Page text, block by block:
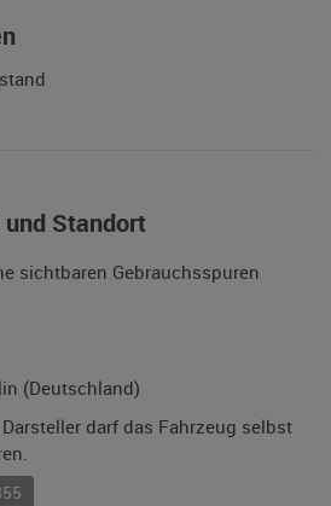
Standort
sichtbaren Gebrauchsspuren
(Deutschland)
Darsteller darf das Fahrzeug selbst